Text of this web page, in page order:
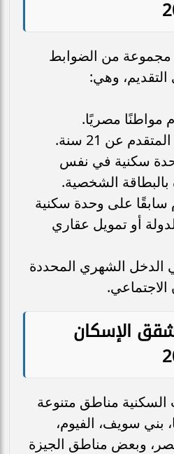
مجموعة من الضوابط
التقديم، وهي:
مواطنًا مصريًا.
عن 21 سنة.
سكنية في نفس
الشخصية.
على وحدة سكنية
أو تمويل عقاري
الدخل الشهري المحددة
الإسكان
مناطق متنوعة
بني سويف، الفيوم،
وبعض مناطق الجيزة